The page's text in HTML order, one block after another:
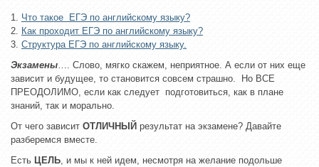
1. Что такое ЕГЭ по английскому языку?
2.
Как проходит ЕГЭ по английскому языку?
3. Структура ЕГЭ по английскому языку.
Экзамены …. Слово, мягко скажем, неприятное. А если от них еще
зависит и будущее, то становится совсем страшно. Но ВСЕ
ПРЕОДОЛИМО, если как следует подготовиться, как в плане
знаний, так и морально.
От чего зависит ОТЛИЧНЫЙ результат на экзамене? Давайте
разберемся вместе.
Есть ЦЕЛЬ , и мы к ней идем, несмотря на желание подольше